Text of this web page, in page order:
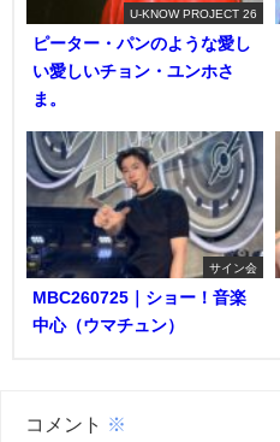
U-KNOW PROJECT 26
ピーター・パンのような愛し
い愛しいチョン・ユンホさ
ま。
サイン会
MBC260725｜ショー！音楽
中心（ウマチュン）
コメント ※